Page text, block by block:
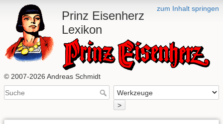
zum Inhalt springen
Prinz Eisenherz
Lexikon
© 2007-2026 Andreas Schmidt
>